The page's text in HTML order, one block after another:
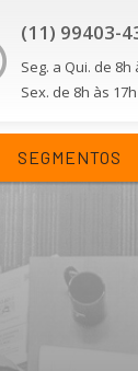
(11) 99403-
Seg. a Qui. de 8h
Sex. de 8h às 17h
SEGMENTOS